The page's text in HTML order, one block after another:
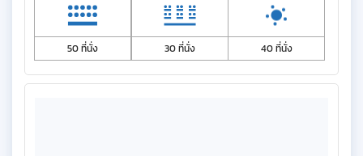
50 ที่นั่ง 30 ที่นั่ง 40 ที่นั่ง